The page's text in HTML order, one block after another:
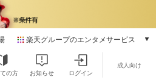
楽天グループのエンタメサービス
動画配信
の方 お知らせ ログイン
成人向け